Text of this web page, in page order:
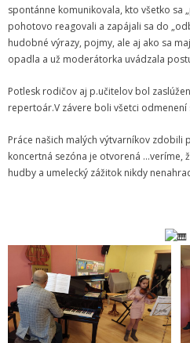
- Pedagogickí zamestnanci
- Nepedagogickí zamestnanci
zamestnancov
- Hudobný odbor
- Literárno – dramatický odbor
- SÚBORY NA ŠKOLE
Informácie
spontánne komunikovala, kto všetko sa
pohotovo reagovali a zapájali sa do
hudobné výrazy, pojmy, ale aj ako sa
opadla a už moderátorka uvádzala
Potlesk rodičov aj p.učitelov bol
repertoár.V závere boli všetci
Práce našich malých výtvarníkov zdobili
koncertná sezóna je otvorená …veríme,
hudby a umelecký zážitok nikdy